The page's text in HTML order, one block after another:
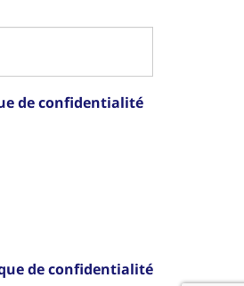
de confidentialité
de confidentialité